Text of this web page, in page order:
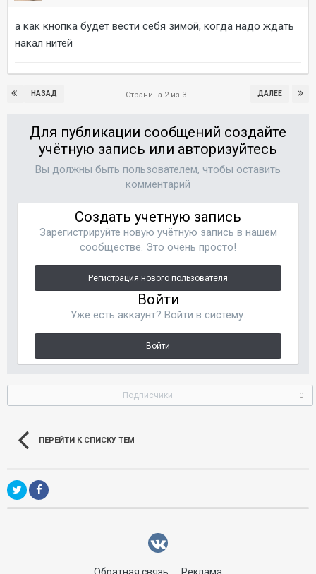
а как кнопка будет вести себя зимой, когда надо ждать
накал нитей
НАЗАД ДАЛЕЕ
Страница 2 из 3
Для публикации сообщений создайте
учётную запись или авторизуйтесь
Вы должны быть пользователем, чтобы оставить
комментарий
Создать учетную запись
Зарегистрируйте новую учётную запись в нашем
сообществе. Это очень просто!
Регистрация нового пользователя
Войти
Уже есть аккаунт? Войти в систему.
Войти
Подписчики 0
ПЕРЕЙТИ К СПИСКУ ТЕМ